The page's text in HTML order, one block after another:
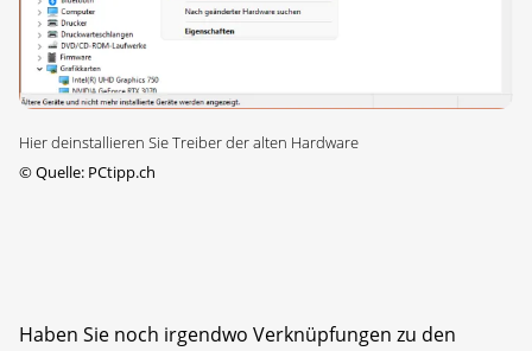
Hier deinstallieren Sie Treiber der alten Hardware
©Quelle: PCtipp.ch
Haben Sie noch irgendwo Verknüpfungen zu den